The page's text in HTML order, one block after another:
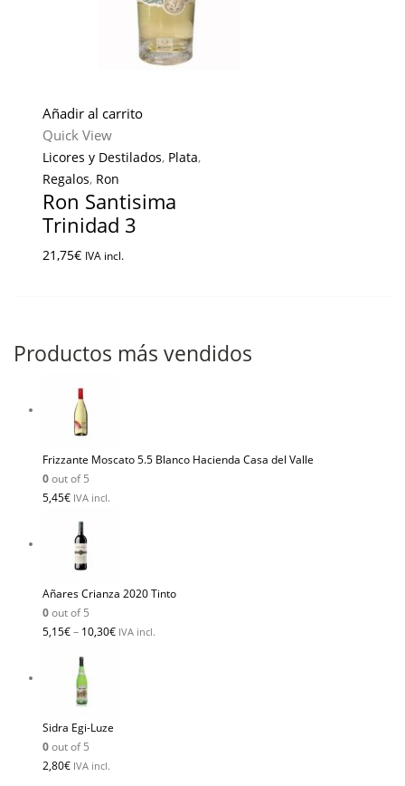
Añadir al carrito
Quick View
Licores y Destilados, Plata,
Regalos, Ron
Ron Santisima
Trinidad 3
21,75€ IVA incl.
Productos más vendidos
Frizzante Moscato 5.5 Blanco Hacienda Casa del Valle
0out of 5
5,45€ IVA incl.
Añares Crianza 2020 Tinto
0out of 5
5,15€– 10,30€ IVA incl.
Sidra Egi-Luze
0out of 5
2,80€ IVA incl.